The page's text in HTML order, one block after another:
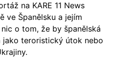
na KARE 11 News
ve Španělsku a jejím
o tom, že by španělská
teroristický útok nebo